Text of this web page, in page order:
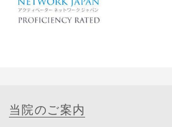
当院のご案内